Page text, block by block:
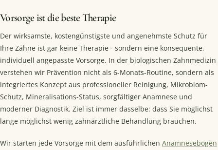
Vorsorge ist die beste Therapie
Der wirksamste, kostengünstigste und angenehmste Schutz für
Ihre Zähne ist gar keine Therapie - sondern eine konsequente,
individuell angepasste Vorsorge. In der biologischen Zahnmedizin
verstehen wir Prävention nicht als 6-Monats-Routine, sondern als
integriertes Konzept aus professioneller Reinigung, Mikrobiom-
Schutz, Mineralisations-Status, sorgfältiger Anamnese und
moderner Diagnostik. Ziel ist immer dasselbe: dass Sie möglichst
lange möglichst wenig zahnärztliche Behandlung brauchen.
Wir starten jede Vorsorge mit dem ausführlichen Anamnesebogen